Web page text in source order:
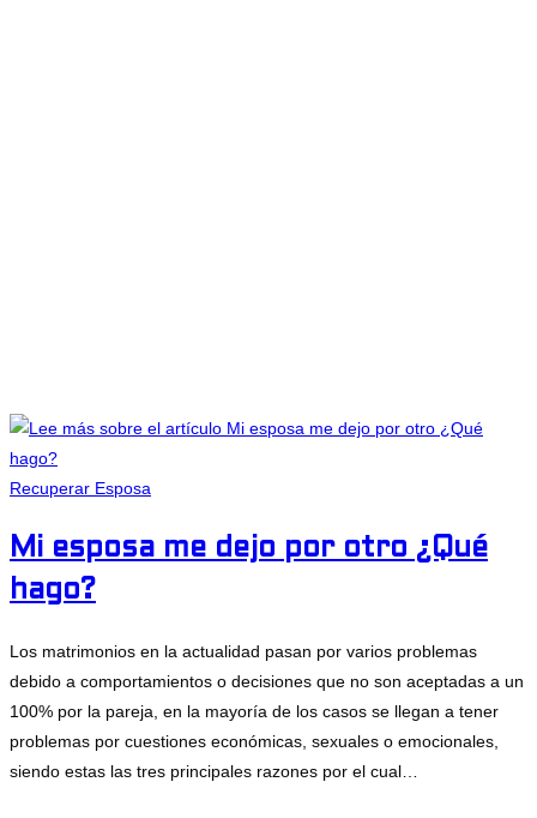
Recuperar Esposa
Mi esposa me dejo por otro ¿Qué
hago?
Los matrimonios en la actualidad pasan por varios problemas
debido a comportamientos o decisiones que no son aceptadas a un
100% por la pareja, en la mayoría de los casos se llegan a tener
problemas por cuestiones económicas, sexuales o emocionales,
siendo estas las tres principales razones por el cual…